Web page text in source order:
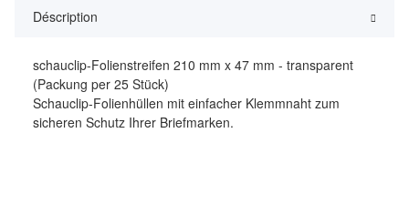
Déscription
schauclip-Folienstreifen 210 mm x 47 mm - transparent
(Packung per 25 Stück)
Schauclip-Folienhüllen mit einfacher Klemmnaht zum
sicheren Schutz Ihrer Briefmarken.